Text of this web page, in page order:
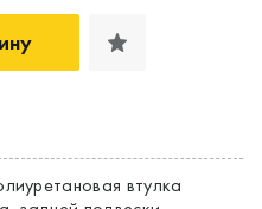
втулка